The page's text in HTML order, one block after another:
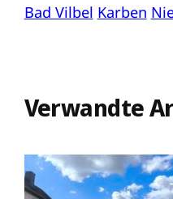
Bad Vilbel Karben
Verwandte